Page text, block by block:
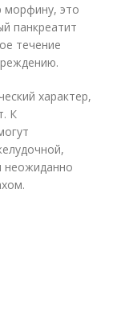
морфину, это
панкреатит
течение
характер,
К
неожиданно